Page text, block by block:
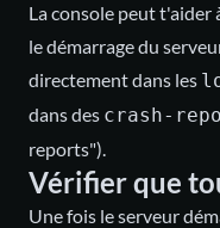
La console peut t'aider
le démarrage du
directement dans les
dans des crash-
reports").
Vérifier que
Une fois le serveur